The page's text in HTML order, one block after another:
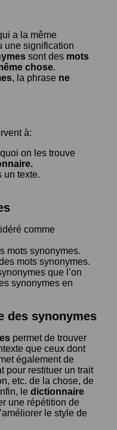
a la même
une signification
sont des mots
chose.
, la phrase ne
à:
on les trouve
un texte.
comme
mots synonymes.
mots synonymes.
que l’on
synonymes en
des synonymes
permet de trouver
que ceux dont
également de
pour restituer un trait
etc. de la chose, de
le dictionnaire
une répétition de
le style de